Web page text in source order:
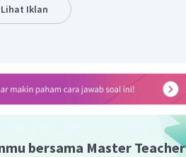
pepaya yang dimakan Saiful jika
adalah450 gram
Lihat Iklan
bersama Master Teacher